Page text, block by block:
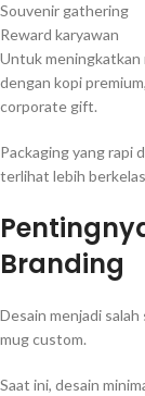
Souvenir gathering
Reward karyawan
Untuk meningkatkan
dengan kopi
corporate gift.
Packaging yang rapi
terlihat lebih
Branding
Desain menjadi
mug custom.
Saat ini, desain